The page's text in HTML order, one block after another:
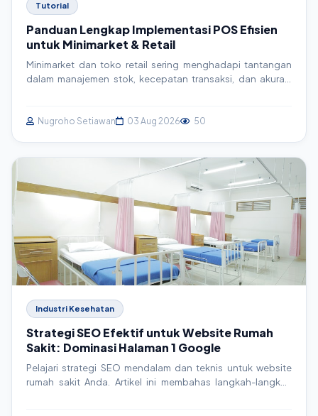
Tutorial
Panduan Lengkap Implementasi POS Efisien
untuk Minimarket & Retail
Minimarket dan toko retail sering menghadapi tantangan
dalam manajemen stok, kecepatan transaksi, dan akurasi
pemilihan hingga konfigurasi teknis, untuk meningkatkan
Nugroho Setiawan 03 Aug 2026 50
Industri Kesehatan
Strategi SEO Efektif untuk Website Rumah
Sakit: Dominasi Halaman 1 Google
Pelajari strategi SEO mendalam dan teknis untuk website
rumah sakit Anda. Artikel ini membahas langkah-langkah